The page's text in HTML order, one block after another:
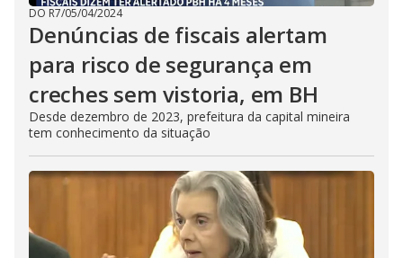
DO R7/05/04/2024
Denúncias de fiscais alertam
para risco de segurança em
creches sem vistoria, em BH
Desde dezembro de 2023, prefeitura da capital mineira
tem conhecimento da situação